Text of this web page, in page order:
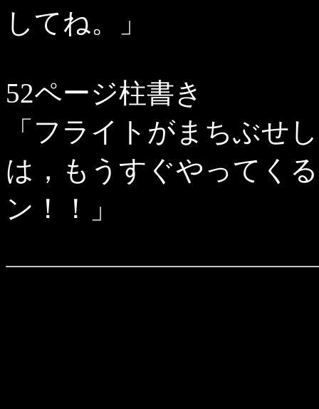
してね。」
52ページ柱書き
「フライトがまちぶせ
は，もうすぐやってく
ン！！」